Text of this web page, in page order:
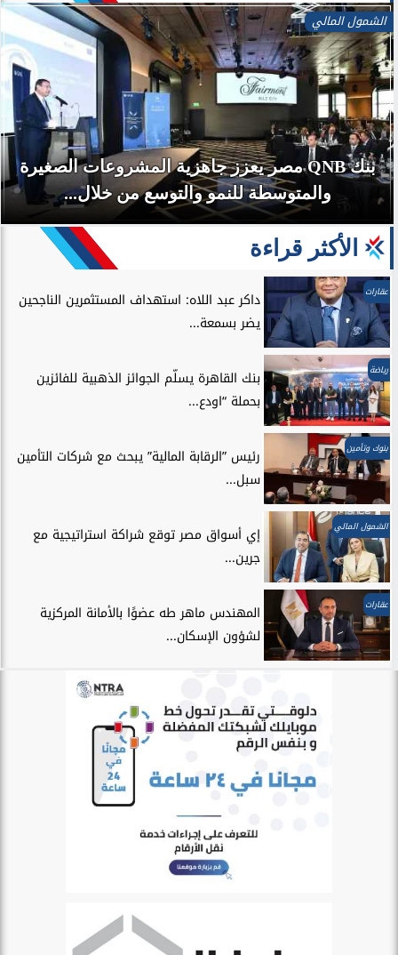
بنك QNB مصر يعزز جاهزية المشروعات الصغيرة
للنمو والتوسع من خلال...
بنوك وتأمين
الأكثر قراءة
عقارات
داكر عبد اللاه: استهداف المستثمرين الناجحين
يضر بسمعة...
رياضة
بنك القاهرة يسلّم الجوائز الذهبية للفائزين
بحملة “اودع...
بنوك وتأمين
رئيس ”الرقابة المالية” يبحث مع شركات التأمين
سبل...
الشمول المالي
إي أسواق مصر توقع شراكة استراتيجية مع
جرين...
عقارات
المهندس ماهر طه عضوًا بالأمانة المركزية
لشؤون الإسكان...